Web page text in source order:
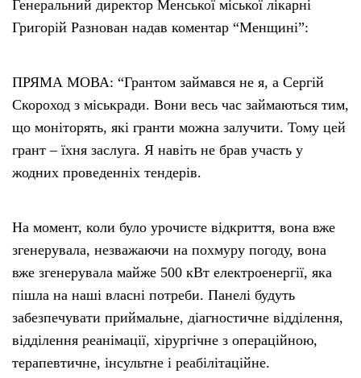
Генеральний директор Менської міської лікарні
Григорій Разнован надав коментар “Менщині”:
ПРЯМА МОВА: “Грантом займався не я, а Сергій
Скороход з міськради. Вони весь час займаються тим,
що моніторять, які гранти можна залучити. Тому цей
грант – їхня заслуга. Я навіть не брав участь у
жодних проведенніх тендерів.
На момент, коли було урочисте відкриття, вона вже
згенерувала, незважаючи на похмуру погоду, вона
вже згенерувала майже 500 кВт електроенергії, яка
пішла на наші власні потреби. Панелі будуть
забезпечувати приймальне, діагностичне відділення,
відділення реанімації, хірургічне з операційною,
терапевтичне, інсультне і реабілітаційне.